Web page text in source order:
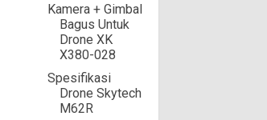
Kamera + Gimbal
Bagus Untuk
Drone XK
X380-028
Spesifikasi
Drone Skytech
M62R